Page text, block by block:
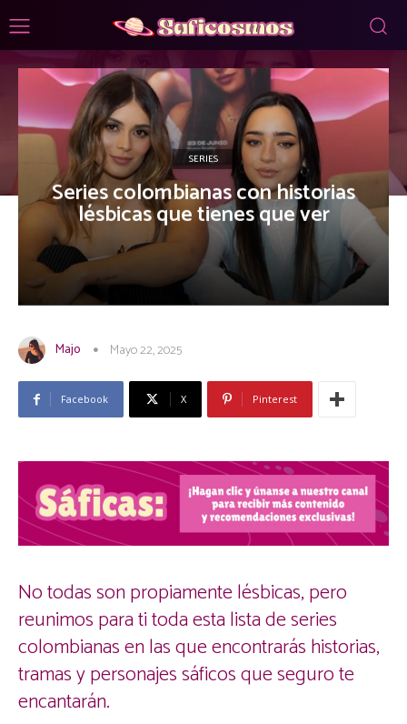
SERIES
Series colombianas con historias
lésbicas que tienes que ver
Majo Mayo 22, 2025
Facebook X Pinterest
No todas son propiamente lésbicas, pero
reunimos para ti toda esta lista de series
colombianas en las que encontrarás historias,
tramas y personajes sáficos que seguro te
encantarán.